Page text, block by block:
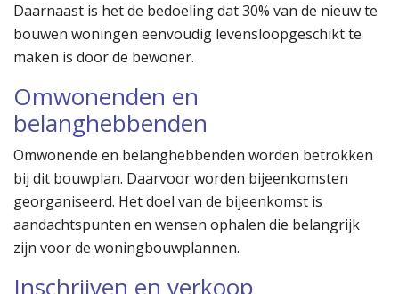
Daarnaast is het de bedoeling dat 30% van de nieuw te
bouwen woningen eenvoudig levensloopgeschikt te
maken is door de bewoner.
Omwonenden en
belanghebbenden
Omwonende en belanghebbenden worden betrokken
bij dit bouwplan. Daarvoor worden bijeenkomsten
georganiseerd. Het doel van de bijeenkomst is
aandachtspunten en wensen ophalen die belangrijk
zijn voor de woningbouwplannen.
Inschrijven en verkoop